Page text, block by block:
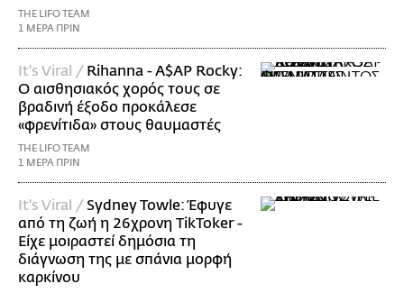
THE LIFO TEAM
1 ΜΕΡΑ ΠΡΙΝ
It's Viral / Rihanna - A$AP Rocky:
Ο αισθησιακός χορός τους σε
βραδινή έξοδο προκάλεσε
«φρενίτιδα» στους θαυμαστές
THE LIFO TEAM
1 ΜΕΡΑ ΠΡΙΝ
It's Viral / Sydney Towle: Έφυγε
από τη ζωή η 26χρονη TikToker -
Είχε μοιραστεί δημόσια τη
διάγνωση της με σπάνια μορφή
καρκίνου